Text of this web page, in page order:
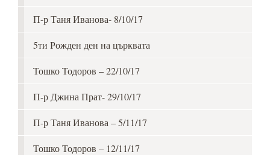
П-р Таня Иванова- 8/10/17
5ти Рожден ден на църквата
Тошко Тодоров – 22/10/17
П-р Джина Прат- 29/10/17
П-р Таня Иванова – 5/11/17
Тошко Тодоров – 12/11/17